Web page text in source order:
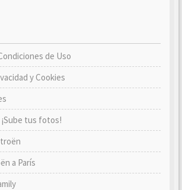
de Uso
y Cookies
tus fotos!
a París